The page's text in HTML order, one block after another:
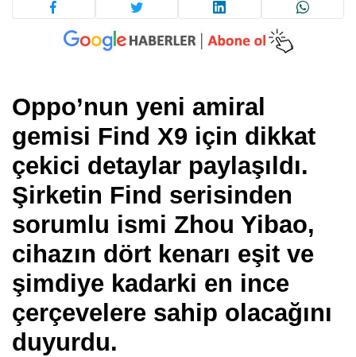
Oppo’nun yeni amiral
gemisi Find X9 için dikkat
çekici detaylar paylaşıldı.
Şirketin Find serisinden
sorumlu ismi Zhou Yibao,
cihazın dört kenarı eşit ve
şimdiye kadarki en ince
çerçevelere sahip olacağını
duyurdu.